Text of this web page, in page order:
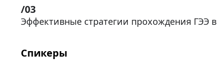
Эффективные стратегии прохождения ГЭЭ
Спикеры